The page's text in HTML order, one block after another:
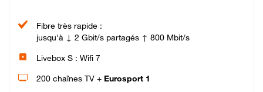
Fibre très rapide :
jusqu'à ↓ 2 Gbit/s partagés ↑ 800 Mbit/s
Livebox S : Wifi 7
200 chaînes TV + Eurosport 1